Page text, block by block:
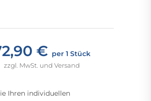
€ per 1 Stück
zzgl. MwSt. und Versand
Ihren individuellen